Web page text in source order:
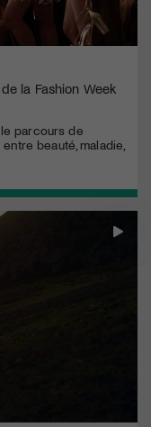
la Fashion Week
parcours de
beauté, maladie,